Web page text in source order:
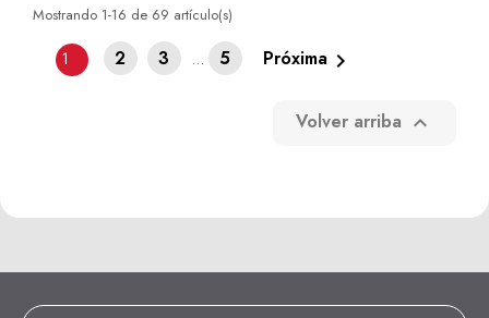
Mostrando 1-16 de 69 artículo(s)
1 2 3 … 5 Próxima 
Volver arriba 